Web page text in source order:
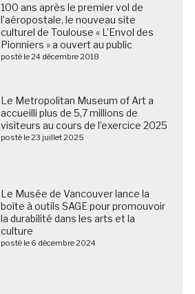
100 ans après le premier vol de
l’aéropostale, le nouveau site
culturel de Toulouse « L’Envol des
Pionniers » a ouvert au public
posté le 24 décembre 2018
Le Metropolitan Museum of Art a
accueilli plus de 5,7 millions de
visiteurs au cours de l’exercice 2025
posté le 23 juillet 2025
Le Musée de Vancouver lance la
boîte à outils SAGE pour promouvoir
la durabilité dans les arts et la
culture
posté le 6 décembre 2024